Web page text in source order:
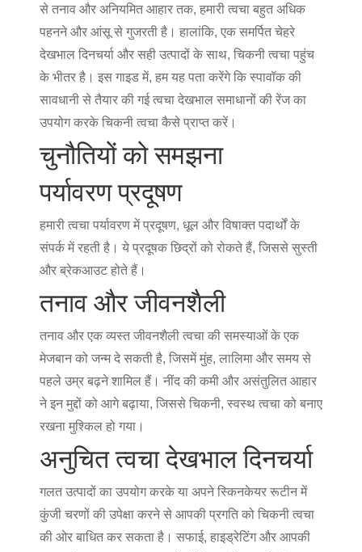
से तनाव और अनियमित आहार तक, हमारी त्वचा बहुत अधिक
पहनने और आंसू से गुजरती है। हालांकि, एक समर्पित चेहरे
देखभाल दिनचर्या और सही उत्पादों के साथ, चिकनी त्वचा पहुंच
के भीतर है। इस गाइड में, हम यह पता करेंगे कि स्पावॉक की
सावधानी से तैयार की गई त्वचा देखभाल समाधानों की रेंज का
उपयोग करके चिकनी त्वचा कैसे प्राप्त करें।
चुनौतियों को समझना
पर्यावरण प्रदूषण
हमारी त्वचा पर्यावरण में प्रदूषण, धूल और विषाक्त पदार्थों के
संपर्क में रहती है। ये प्रदूषक छिद्रों को रोकते हैं, जिससे सुस्ती
और ब्रेकआउट होते हैं।
तनाव और जीवनशैली
तनाव और एक व्यस्त जीवनशैली त्वचा की समस्याओं के एक
मेजबान को जन्म दे सकती है, जिसमें मुंह, लालिमा और समय से
पहले उम्र बढ़ने शामिल हैं। नींद की कमी और असंतुलित आहार
ने इन मुद्दों को आगे बढ़ाया, जिससे चिकनी, स्वस्थ त्वचा को बनाए
रखना मुश्किल हो गया।
अनुचित त्वचा देखभाल दिनचर्या
गलत उत्पादों का उपयोग करके या अपने स्किनकेयर रूटीन में
कुंजी चरणों की उपेक्षा करने से आपकी प्रगति को चिकनी त्वचा
की ओर बाधित कर सकता है। सफाई, हाइड्रेटिंग और आपकी